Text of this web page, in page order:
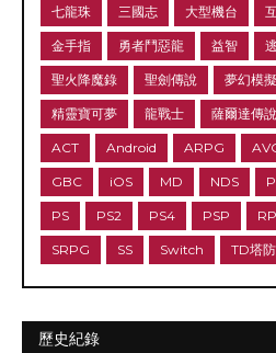
七龍珠 三國志 大型機台
金手指 勇者鬥惡龍 益智
聖火降魔錄 聖劍傳說 夢幻模
精靈寶可夢 龍戰士 薩爾達傳說
ACT Android ARPG
GBC iOS MD NDS
PS PS2 PS4 PSP
SRPG SS Switch TD塔防
歷史紀錄